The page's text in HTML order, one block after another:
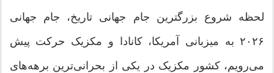
لحظه شروع بزرگترین جام جهانی تاریخ، جام جهانی
۲۰۲۶ به میزبانی آمریکا، کانادا و مکزیک حرکت پیش
می‌رویم، کشور مکزیک در یکی از بحرانی‌ترین برهه‌های